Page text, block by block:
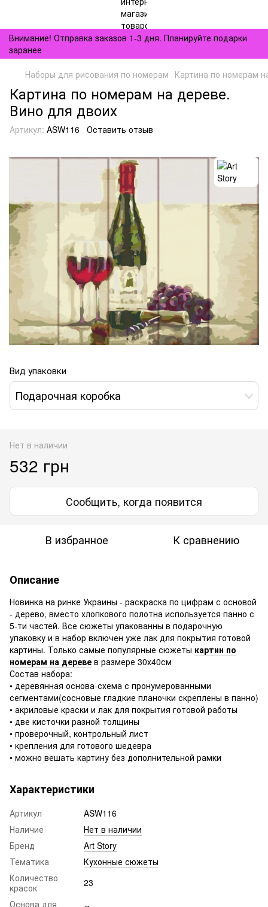
Внимание! Отправка заказов 1-3 дня. Планируйте подарки
заранее
Наборы для рисования по номерам Картина по номерам
Картина по номерам на дереве.
Вино для двоих
Артикул: ASW116 Оставить отзыв
Вид упаковки
Подарочная коробка
Нет в наличии
532 грн
Сообщить, когда появится
В избранное К сравнению
Описание
Новинка на ринке Украины - раскраска по цифрам с основой
- дерево, вместо хлопкового полотна используется панно с
5-ти частей. Все сюжеты упакованны в подарочную
упаковку и в набор включен уже лак для покрытия готовой
картины. Только самые популярные сюжеты картин по
номерам на дереве в размере 30х40см
Состав набора:
• деревянная основа-схема с пронумерованными
сегментами(сосновые гладкие планочки скреплены в панно)
• акриловые краски и лак для покрытия готовой работы
• две кисточки разной толщины
• проверочный, контрольный лист
• крепления для готового шедевра
• можно вешать картину без дополнительной рамки
Характеристики
Артикул
ASW116
Наличие
Нет в наличии
Бренд
Art Story
Тематика
Кухонные сюжеты
Количество
красок
23
Основа для